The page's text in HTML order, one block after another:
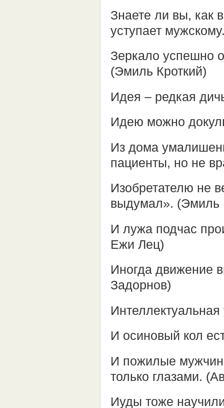
Знаете ли вы, как
уступает
Зеркало успешно
(Эмиль Кроткий)
Идея – редкая
Идею можно
Из дома
пациенты, но не
Изобретателю не
выдумал». (Эмиль
И лужа подчас
Ежи Лец)
Иногда движение
Задорнов)
И осиновый кол
И пожилые
только глазами.
Иуды тоже